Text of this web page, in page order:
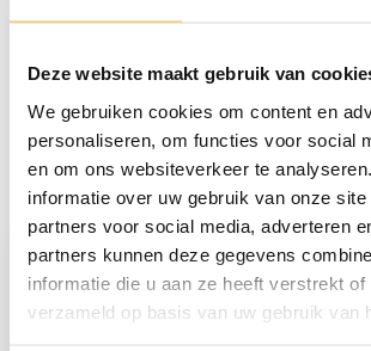
Deze website maakt gebruik van
We gebruiken cookies om content en
personaliseren, om functies voor social
en om ons websiteverkeer te
informatie over uw gebruik van onze site
partners voor social media, adverteren
partners kunnen deze gegevens
informatie die u aan ze heeft verstrekt of
verzameld op basis van uw gebruik van
Persoonlijk advies
Start chat
Reviews (18)
Ronnie van der Aa